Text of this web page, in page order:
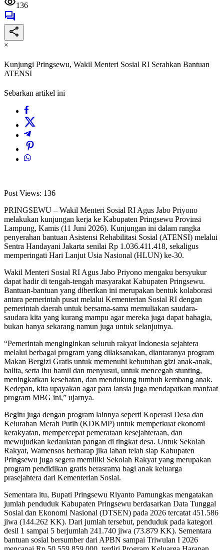
136
×
Kunjungi Pringsewu, Wakil Menteri Sosial RI Serahkan Bantuan
ATENSI
Sebarkan artikel ini
Post Views: 136
PRINGSEWU – Wakil Menteri Sosial RI Agus Jabo Priyono
melakukan kunjungan kerja ke Kabupaten Pringsewu Provinsi
Lampung, Kamis (11 Juni 2026). Kunjungan ini dalam rangka
penyerahan bantuan Asistensi Rehabilitasi Sosial (ATENSI) melalui
Sentra Handayani Jakarta senilai Rp 1.036.411.418, sekaligus
memperingati Hari Lanjut Usia Nasional (HLUN) ke-30.
Wakil Menteri Sosial RI Agus Jabo Priyono mengaku bersyukur
dapat hadir di tengah-tengah masyarakat Kabupaten Pringsewu.
Bantuan-bantuan yang diberikan ini merupakan bentuk kolaborasi
antara pemerintah pusat melalui Kementerian Sosial RI dengan
pemerintah daerah untuk bersama-sama memuliakan saudara-
saudara kita yang kurang mampu agar mereka juga dapat bahagia,
bukan hanya sekarang namun juga untuk selanjutnya.
“Pemerintah menginginkan seluruh rakyat Indonesia sejahtera
melalui berbagai program yang dilaksanakan, diantaranya program
Makan Bergizi Gratis untuk memenuhi kebutuhan gizi anak-anak,
balita, serta ibu hamil dan menyusui, untuk mencegah stunting,
meningkatkan kesehatan, dan mendukung tumbuh kembang anak.
Kedepan, kita upayakan agar para lansia juga mendapatkan manfaat
program MBG ini,” ujarnya.
Begitu juga dengan program lainnya seperti Koperasi Desa dan
Kelurahan Merah Putih (KDKMP) untuk memperkuat ekonomi
kerakyatan, mempercepat pemerataan kesejahteraan, dan
mewujudkan kedaulatan pangan di tingkat desa. Untuk Sekolah
Rakyat, Wamensos berharap jika lahan telah siap Kabupaten
Pringsewu juga segera memiliki Sekolah Rakyat yang merupakan
program pendidikan gratis berasrama bagi anak keluarga
prasejahtera dari Kementerian Sosial.
Sementara itu, Bupati Pringsewu Riyanto Pamungkas mengatakan
jumlah penduduk Kabupaten Pringsewu berdasarkan Data Tunggal
Sosial dan Ekonomi Nasional (DTSEN) pada 2026 tercatat 451.586
jiwa (144.262 KK). Dari jumlah tersebut, penduduk pada kategori
desil 1 sampai 5 berjumlah 241.740 jiwa (73.879 KK). Sementara
bantuan sosial bersumber dari APBN sampai Triwulan I 2026